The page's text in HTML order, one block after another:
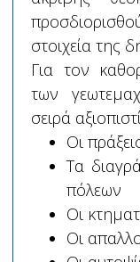
στοιχεία της
Για τον
των
σειρά
Οι
Τα
πόλεων
Οι
Οι